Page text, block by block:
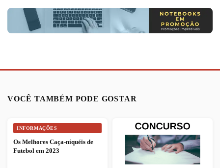
VOCÊ TAMBÉM PODE GOSTAR
INFORMAÇÕES
Os Melhores Caça-níquéis de
Futebol em 2023